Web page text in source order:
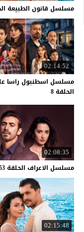
مسلسل قانون الطبيعة
02:14:52
مسلسل اسطنبول راسا
الحلقة 8
02:08:35
مسلسل الاعراف الحلقة
02:15:48